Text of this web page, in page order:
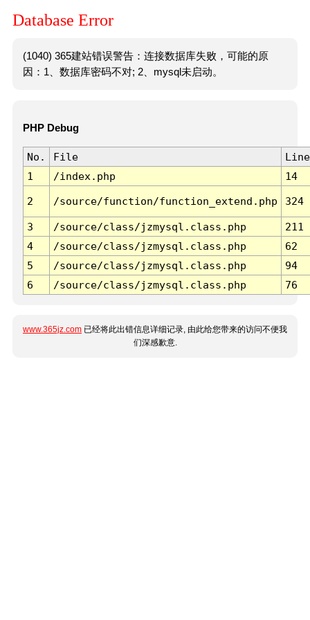
Database Error
(1040) 365建站错误警告：连接数据库失败，可能的原
因：1、数据库密码不对; 2、mysql未启动。
PHP Debug
No. File
Line
1
/index.php 14
2 /source/function/function_extend.php 324
3 /source/class/jzmysql.class.php
211
4
/source/class/jzmysql.class.php
62
5
/source/class/jzmysql.class.php
94
6
/source/class/jzmysql.class.php 76
www.365jz.com 已经将此出错信息详细记录, 由此给您带来的访问不便我
们深感歉意.